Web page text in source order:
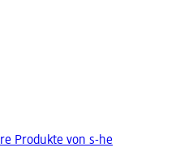
Produkte von s-he